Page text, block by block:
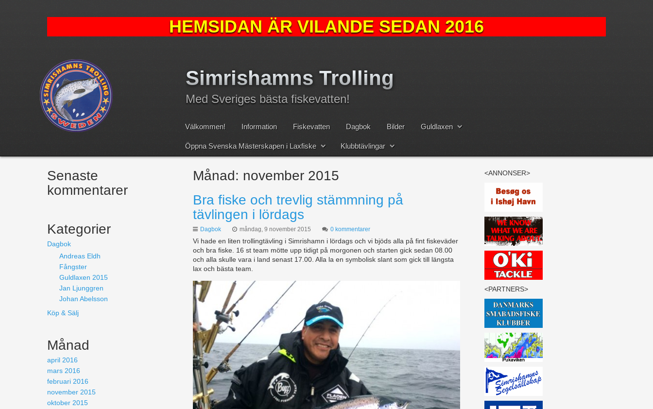
HEMSIDAN ÄR VILANDE SEDAN 2016
Simrishamns Trolling
Med Sveriges bästa fiskevatten!
Välkommen! Information Fiskevatten Dagbok Bilder Guldlaxen
Öppna Svenska Mästerskapen i Laxfiske Klubbtävlingar
Månad: november 2015
Bra fiske och trevlig stämmning på
tävlingen i lördags
Dagbok måndag, 9 november 2015 0 kommentarer
Vi hade en liten trollingtävling i Simrishamn i lördags och vi bjöds alla på fint fiskeväder
och bra fiske. 16 st team mötte upp tidigt på morgonen och starten gick sedan 08.00
och alla skulle vara i land senast 17.00. Alla la en symbolisk slant som gick till längsta
lax och bästa team.
Senaste
kommentarer
Kategorier
Dagbok
Andreas Eldh
Fångster
Guldlaxen 2015
Jan Ljunggren
Johan Abelsson
Köp & Sälj
Månad
april 2016
mars 2016
februari 2016
november 2015
oktober 2015
<ANNONSER>
<PARTNERS>